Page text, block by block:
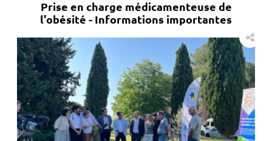
Prise en charge médicamenteuse de
l'obésité - Informations importantes